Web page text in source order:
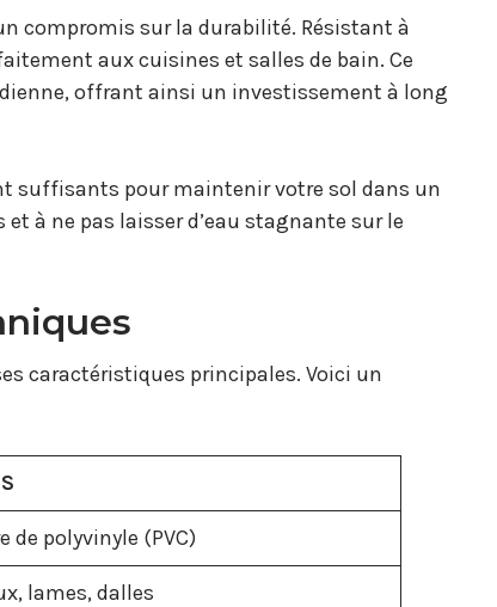
compromis sur la durabilité. Résistant à
aux cuisines et salles de bain. Ce
offrant ainsi un investissement à long
suffisants pour maintenir votre sol dans un
à ne pas laisser d’eau stagnante sur le
caractéristiques principales. Voici un
de polyvinyle (PVC)
lames, dalles